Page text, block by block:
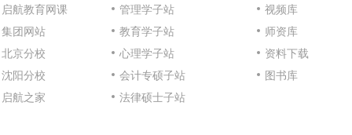
启航教育网课
集团网站
北京分校
沈阳分校
启航之家
管理学子站
教育学子站
心理学子站
会计专硕子站
法律硕士子站
视频库
师资库
资料下载
图书库